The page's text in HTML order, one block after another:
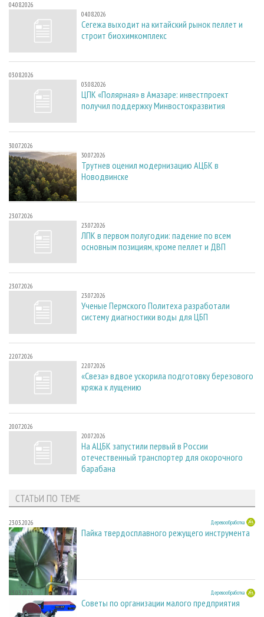
04.08.2026
04.08.2026
Сегежа выходит на китайский рынок пеллет и
строит биохимкомплекс
03.08.2026
03.08.2026
ЦПК «Полярная» в Амазаре: инвестпроект
получил поддержку Минвостокразвития
30.07.2026
30.07.2026
Трутнев оценил модернизацию АЦБК в
Новодвинске
23.07.2026
23.07.2026
ЛПК в первом полугодии: падение по всем
основным позициям, кроме пеллет и ДВП
23.07.2026
23.07.2026
Ученые Пермского Политеха разработали
систему диагностики воды для ЦБП
22.07.2026
22.07.2026
«Свеза» вдвое ускорила подготовку березового
кряжа к лущению
20.07.2026
20.07.2026
На АЦБК запустили первый в России
отечественный транспортер для окорочного
барабана
СТАТЬИ ПО ТЕМЕ
23.03.2026 Деревообработка
Пайка твердосплавного режущего инструмента
23.03.2026 Деревообработка
Советы по организации малого предприятия